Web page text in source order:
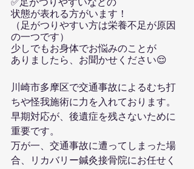
✅足がつりやすいなどの
状態が表れる方がいます！
（足がつりやすい方は栄養不足が原因
の一つです）
少しでもお身体でお悩みのことが
ありましたら、お聞かせください😌
川崎市多摩区で交通事故によるむち打
ちや怪我施術に力を入れております。
早期対応が、後遺症を残さないために
重要です。
万が一、交通事故に遭ってしまった場
合、リカバリー鍼灸接骨院にお任せく